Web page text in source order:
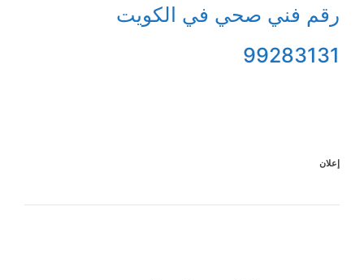
رقم فني صحي في الكويت
99283131
إعلان